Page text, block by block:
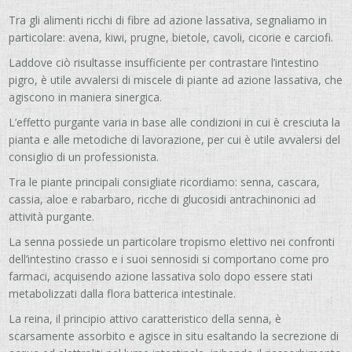
Tra gli alimenti ricchi di fibre ad azione lassativa, segnaliamo in
particolare: avena, kiwi, prugne, bietole, cavoli, cicorie e carciofi.
Laddove ciò risultasse insufficiente per contrastare l’intestino
pigro, è utile avvalersi di miscele di piante ad azione lassativa, che
agiscono in maniera sinergica.
L’effetto purgante varia in base alle condizioni in cui è cresciuta la
pianta e alle metodiche di lavorazione, per cui è utile avvalersi del
consiglio di un professionista.
Tra le piante principali consigliate ricordiamo: senna, cascara,
cassia, aloe e rabarbaro, ricche di glucosidi antrachinonici ad
attività purgante.
La senna possiede un particolare tropismo elettivo nei confronti
dell’intestino crasso e i suoi sennosidi si comportano come pro
farmaci, acquisendo azione lassativa solo dopo essere stati
metabolizzati dalla flora batterica intestinale.
La reina, il principio attivo caratteristico della senna, è
scarsamente assorbito e agisce in situ esaltando la secrezione di